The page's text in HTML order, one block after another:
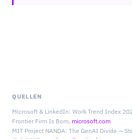
QUELLEN
Microsoft & LinkedIn: Work Trend Index
Frontier Firm Is Born, microsoft.com
MIT Project NANDA: The GenAI Divide —